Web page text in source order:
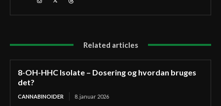
Related articles
8-OH-HHC Isolate – Dosering og hvordan bruges
det?
CANNABINOIDER 8. januar 2026